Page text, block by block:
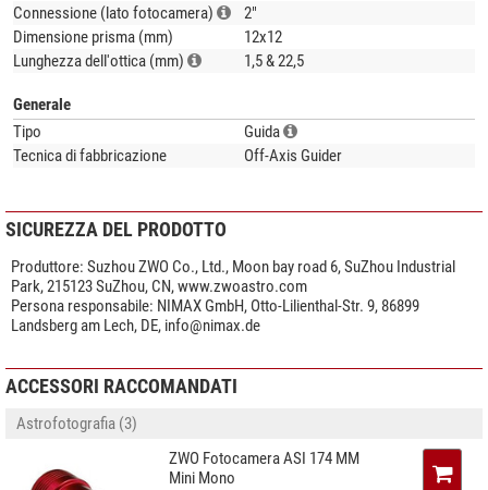
focale con il sensore.
Percorso otticocon adattatore di inclinazione (5 mm), EFW opzionale (20
Nota bene:
Per il tracciamento, l'OAG-L può essere utilizzato solo con fotocamere
il sitoZWO Adapter D70-M54Fper collegare la guida fuori asse alla
Se il suo telescopio ha una filettatura M48, può collegare l'OAG-L tramite
l'adattatore di inclinazione M48. Altrimenti, deve rimuoverlo e utilizzare
un altro adattatore di inclinazione sulla filettatura corrispondente del
Ambito di consegna:
Guida fuori asse
Connessione (lato fotocamera)
2"
Dimensione prisma (mm)
12x12
Lunghezza dell'ottica (mm)
1,5 & 22,5
Generale
Tipo
Guida
Tecnica di fabbricazione
Off-Axis Guider
SICUREZZA DEL PRODOTTO
Produttore: Suzhou ZWO Co., Ltd., Moon bay road 6, SuZhou Industrial
Park, 215123 SuZhou, CN, www.zwoastro.com
Persona responsabile: NIMAX GmbH, Otto-Lilienthal-Str. 9, 86899
Landsberg am Lech, DE, info@nimax.de
ACCESSORI RACCOMANDATI
Astrofotografia (3)
ZWO Fotocamera ASI 174 MM
Mini Mono